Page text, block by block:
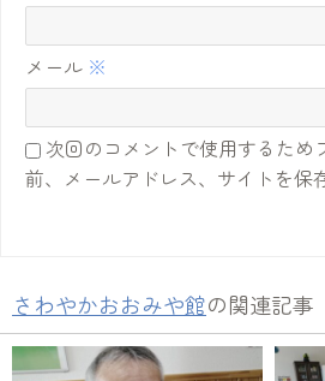
メール ※
次回のコメントで使用するため
前、メールアドレス、サイトを保
さわやかおおみや館の関連記事